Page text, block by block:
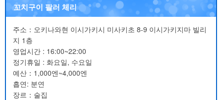
꼬치구이 팔러 체리
주소：오키나와현 이시가키시 미사키초 8-9 이시가키지마 빌리
지 1층
영업시간 : 16:00~22:00
정기휴일 : 화요일, 수요일
예산：1,000엔~4,000엔
흡연: 분연
장르：술집